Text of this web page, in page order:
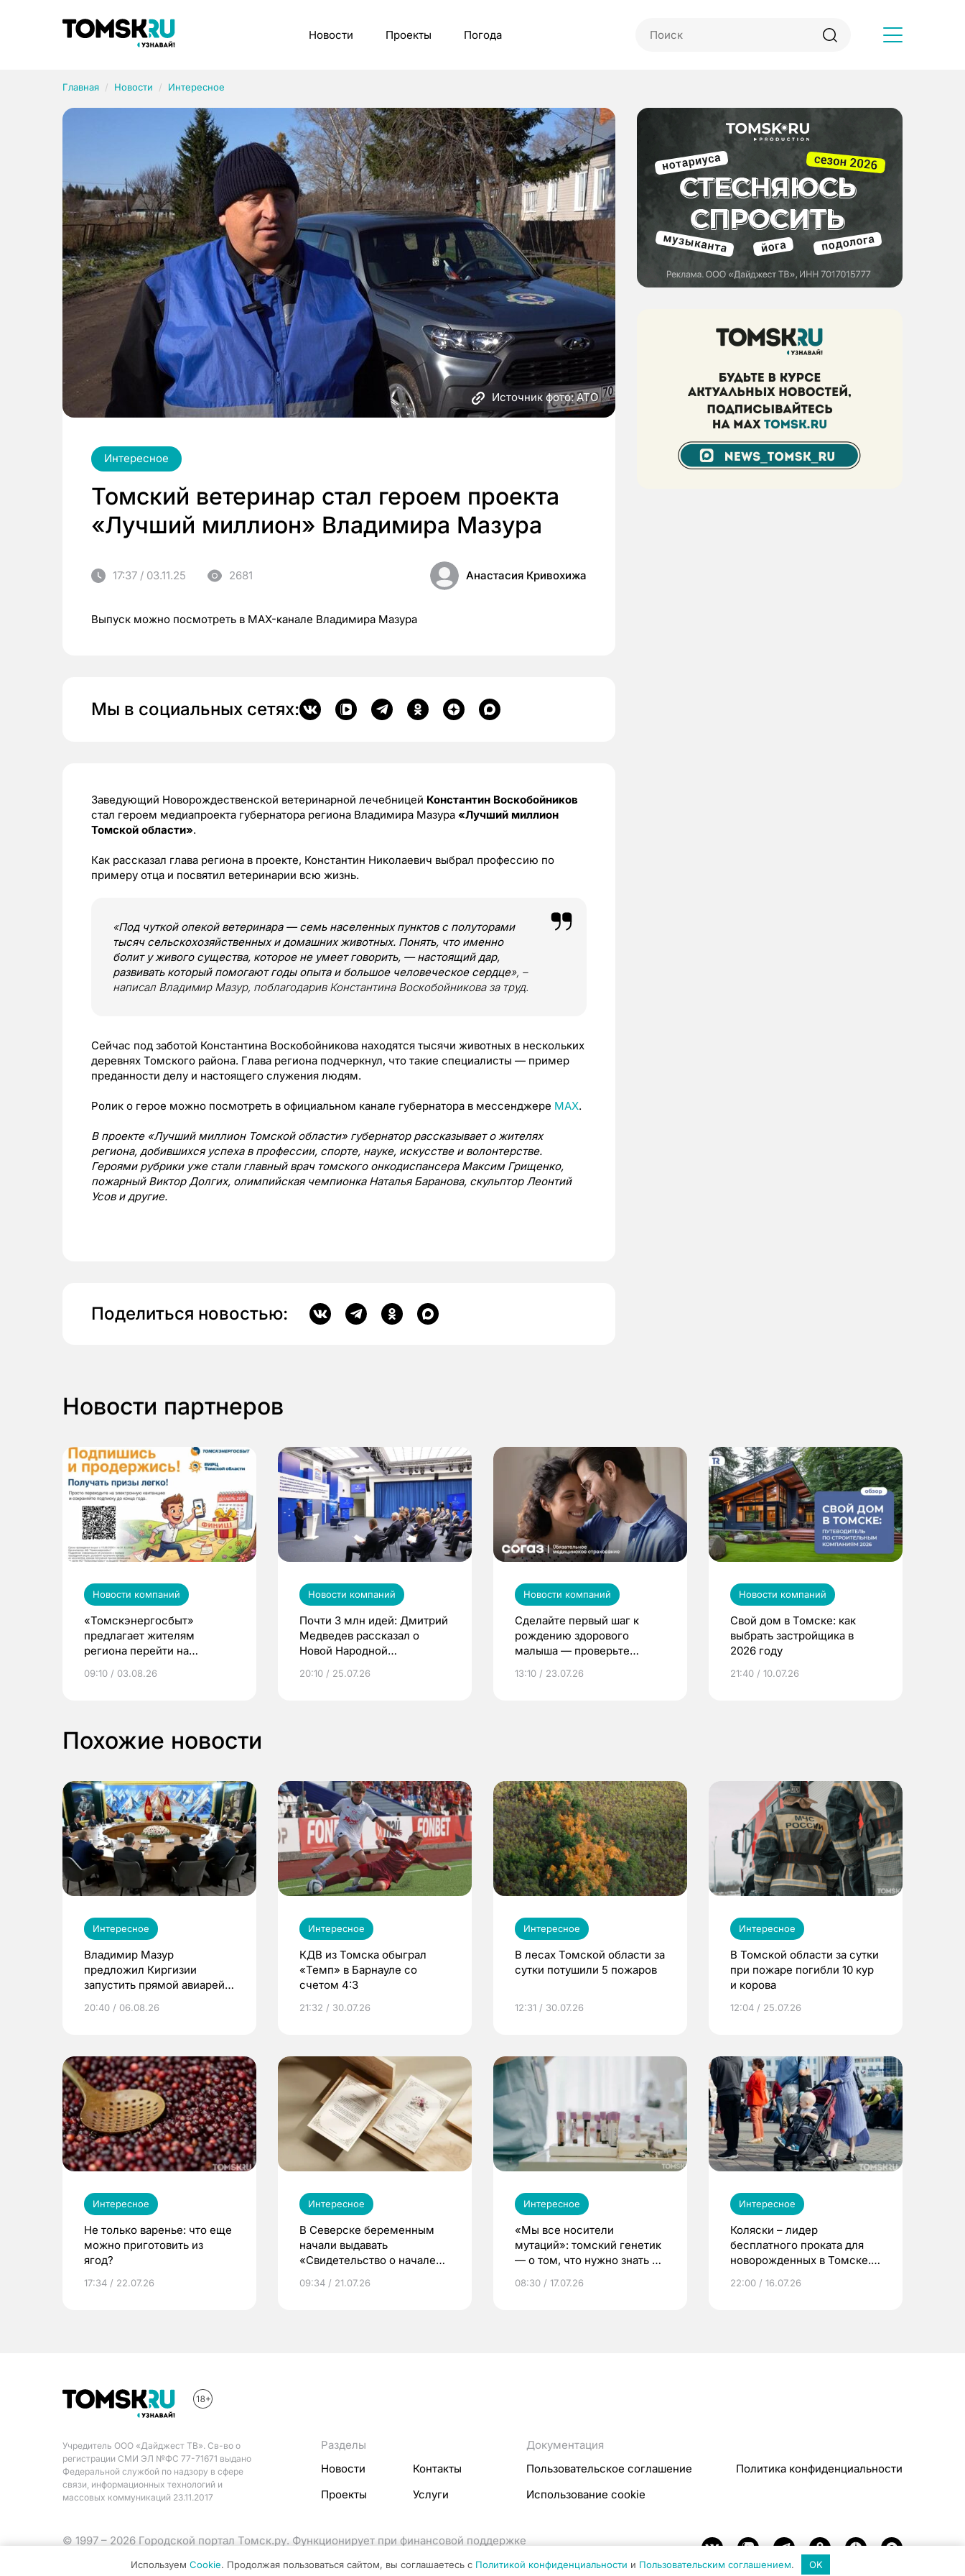
Новости Проекты Погода
Главная Новости Интересное
Источник фото: АТО
Интересное
Томский ветеринар стал героем проекта
«Лучший миллион» Владимира Мазура
17:37 / 03.11.25 2681 Анастасия Кривохижа
Выпуск можно посмотреть в MAX-канале Владимира Мазура
Мы в социальных сетях:
Заведующий Новорождественской ветеринарной лечебницей Константин Воскобойников
стал героем медиапроекта губернатора региона Владимира Мазура «Лучший миллион
Томской области».
Как рассказал глава региона в проекте, Константин Николаевич выбрал профессию по
примеру отца и посвятил ветеринарии всю жизнь.
«Под чуткой опекой ветеринара — семь населенных пунктов с полуторами
тысяч сельскохозяйственных и домашних животных. Понять, что именно
болит у живого существа, которое не умеет говорить, — настоящий дар,
развивать который помогают годы опыта и большое человеческое сердце», –
написал Владимир Мазур, поблагодарив Константина Воскобойникова за труд.
Сейчас под заботой Константина Воскобойникова находятся тысячи животных в нескольких
деревнях Томского района. Глава региона подчеркнул, что такие специалисты — пример
преданности делу и настоящего служения людям.
Ролик о герое можно посмотреть в официальном канале губернатора в мессенджере МАХ.
В проекте «Лучший миллион Томской области» губернатор рассказывает о жителях
региона, добившихся успеха в профессии, спорте, науке, искусстве и волонтерстве.
Героями рубрики уже стали главный врач томского онкодиспансера Максим Грищенко,
пожарный Виктор Долгих, олимпийская чемпионка Наталья Баранова, скульптор Леонтий
Усов и другие.
Поделиться новостью:
Новости партнеров
Новости компаний
«Томскэнергосбыт»
предлагает жителям
региона перейти на
выиграть призы
09:10 / 03.08.26
Новости компаний
Почти 3 млн идей: Дмитрий
Медведев рассказал о
Новой Народной
20:10 / 25.07.26
Новости компаний
Сделайте первый шаг к
рождению здорового
малыша — проверьте
по ОМС!
13:10 / 23.07.26
Новости компаний
Свой дом в Томске: как
выбрать застройщика в
2026 году
21:40 / 10.07.26
Похожие новости
Интересное
Владимир Мазур
предложил Киргизии
запустить прямой авиарейс
20:40 / 06.08.26
Интересное
КДВ из Томска обыграл
«Темп» в Барнауле со
счетом 4:3
21:32 / 30.07.26
Интересное
В лесах Томской области за
сутки потушили 5 пожаров
12:31 / 30.07.26
Интересное
В Томской области за сутки
при пожаре погибли 10 кур
и корова
12:04 / 25.07.26
Интересное
Не только варенье: что еще
можно приготовить из
ягод?
17:34 / 22.07.26
Интересное
В Северске беременным
начали выдавать
«Свидетельство о начале
09:34 / 21.07.26
Интересное
«Мы все носители
мутаций»: томский генетик
— о том, что нужно знать до
08:30 / 17.07.26
Интересное
Коляски – лидер
бесплатного проката для
новорожденных в Томске.
22:00 / 16.07.26
Учредитель ООО «Дайджест ТВ». Св-во о
регистрации СМИ ЭЛ №ФС 77-71671 выдано
Федеральной службой по надзору в сфере
связи, информационных технологий и
массовых коммуникаций 23.11.2017
Разделы
Новости
Контакты
Проекты
Услуги
Документация
Пользовательское соглашение
Политика конфиденциальности
Использование cookie
© 1997 – 2026 Городской портал Томск.ру. Функционирует при финансовой поддержке
Рубрики
Используем Cookie. Продолжая пользоваться сайтом, вы соглашаетесь с Политикой конфиденциальности и Пользовательским соглашением. OK